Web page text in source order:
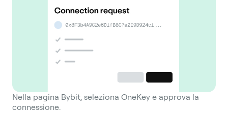
Nella pagina Bybit, seleziona OneKey e approva la
connessione.